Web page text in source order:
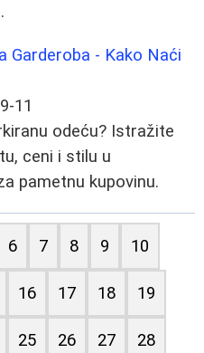
Garderoba - Kako Naći
11
odeću? Istražite
ceni i stilu u
pametnu kupovinu.
6 7 8 9 10
16 17 18 19
25 26 27 28